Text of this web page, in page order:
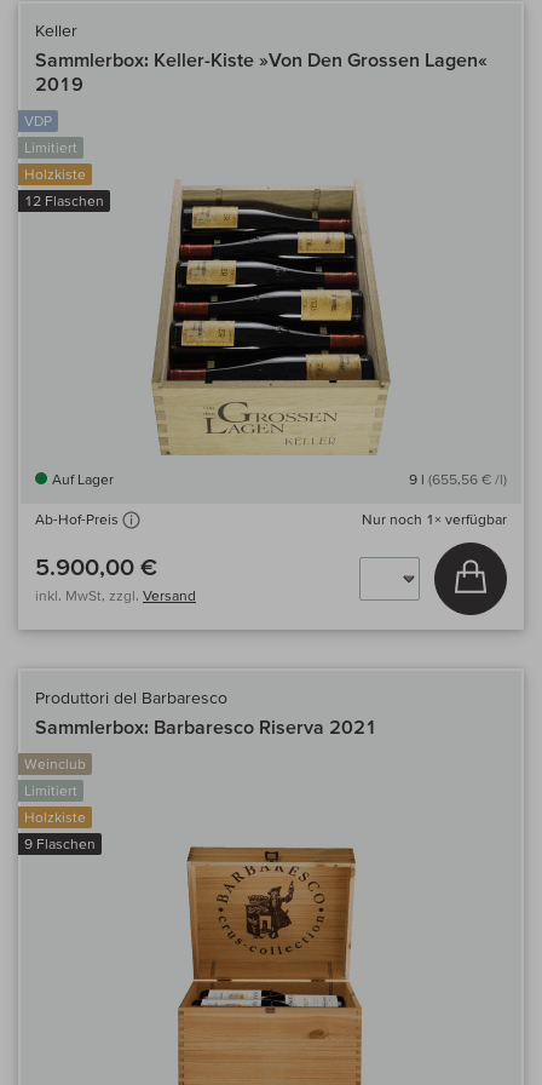
Keller
Sammlerbox: Keller-Kiste »Von Den Grossen Lagen«
2019
VDP
Limitiert
Holzkiste
12 Flaschen
Auf Lager 9 l (655,56 € /l)
Ab-Hof-Preis Nur noch 1× verfügbar
5.900,00 €
inkl. MwSt, zzgl. Versand
In
Produttori del Barbaresco
Sammlerbox: Barbaresco Riserva 2021
Weinclub
Limitiert
Holzkiste
9 Flaschen